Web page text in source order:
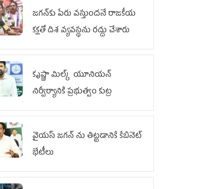
జగన్‌కు పేరు వస్తుందనే రాజకీయ
కక్షతో దిశ వ్య‌వ‌స్థ‌ను రద్దు చేశారు
కృష్ణా మిల్క్‌ యూనియన్‌
నిర్వీర్యానికి ప్రభుత్వం కుట్ర
వైయ‌స్ జగన్‌ ను తిట్టడానికే కేబినెట్‌
భేటీలు